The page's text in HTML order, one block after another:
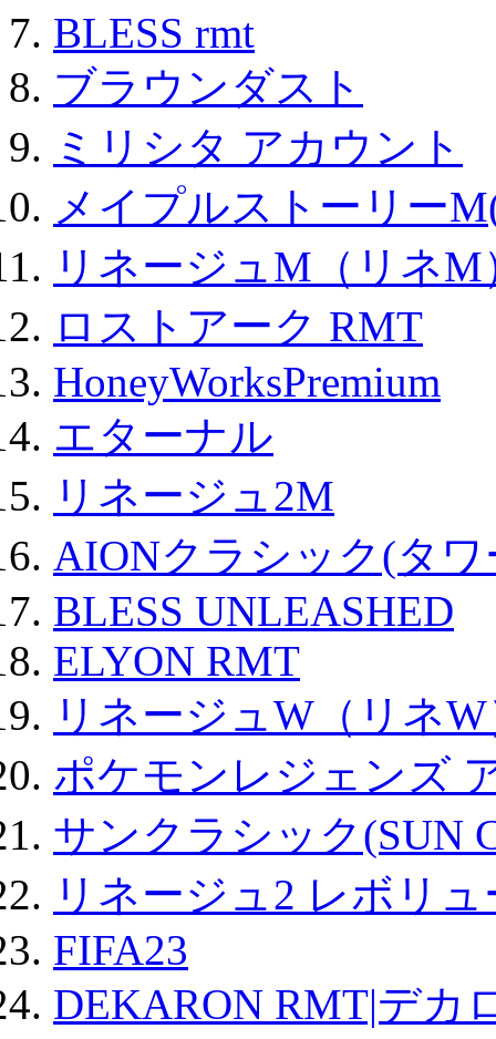
BLESS rmt
ブラウンダスト
ミリシタ アカウント
メイプルストーリー
リネージュM（リネM
ロストアーク RMT
HoneyWorksPremium
エターナル
リネージュ2M
AIONクラシック(タ
BLESS UNLEASHED
ELYON RMT
リネージュW（リネ
ポケモンレジェンズ
サンクラシック(SUN
リネージュ2 レボリ
FIFA23
DEKARON RMT|デカ